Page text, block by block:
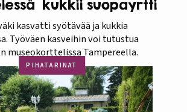
kukkii suopayrtti
kasvatti syötävää ja kukkia
Työväen kasveihin voi tutustua
museokorttelissa Tampereella.
PIHATARINAT